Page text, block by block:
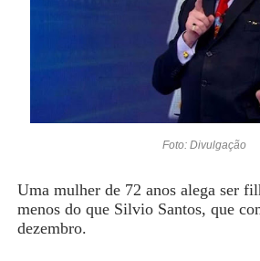
Foto: Divulgação
Uma mulher de 72 anos alega ser
menos do que Silvio Santos, que
dezembro.